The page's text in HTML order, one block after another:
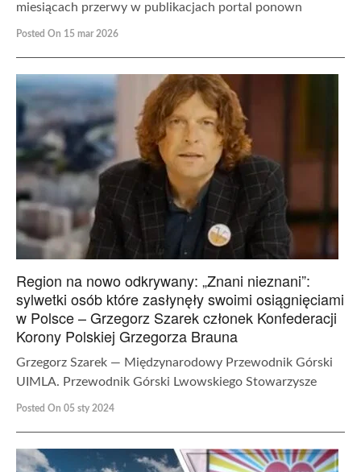
miesiącach przerwy w publikacjach portal ponown
Posted On 15 mar 2026
Region na nowo odkrywany: „Znani nieznani”:
sylwetki osób które zasłynęły swoimi osiągnięciami
w Polsce – Grzegorz Szarek członek Konfederacji
Korony Polskiej Grzegorza Brauna
Grzegorz Szarek — Międzynarodowy Przewodnik Górski
UIMLA. Przewodnik Górski Lwowskiego Stowarzysze
Posted On 05 sty 2024